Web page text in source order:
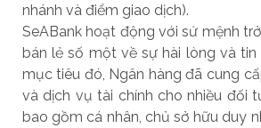
nhánh và điểm giao dịch).
SeABank hoạt động với sứ mệnh
bán lẻ số một về sự hài lòng và
mục tiêu đó, Ngân hàng đã cung
và dịch vụ tài chính cho nhiều đối
bao gồm cá nhân, chủ sở hữu duy